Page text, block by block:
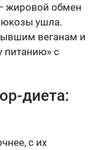
жировой обмен
ушла.
веганам и
питанию» с
диета:
с их